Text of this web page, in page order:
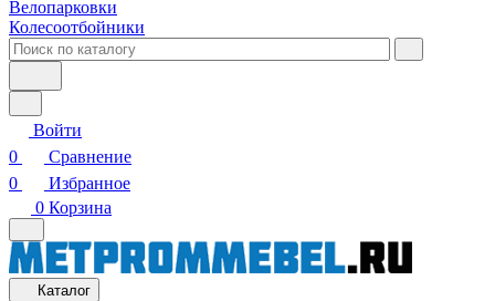
Велопарковки
Колесоотбойники
Войти
0
Сравнение
0
Избранное
0 Корзина
Каталог